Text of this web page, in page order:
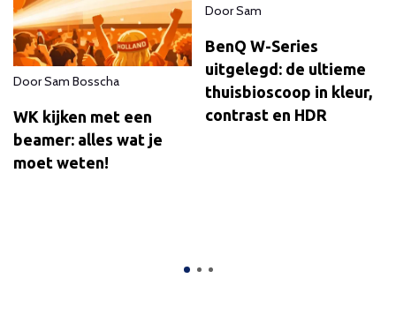
DoorSam Bosscha
WK kijken met een
beamer: alles wat je
moet weten!
DoorSam
BenQ W-Series
uitgelegd: de ultieme
thuisbioscoop in kleur,
contrast en HDR